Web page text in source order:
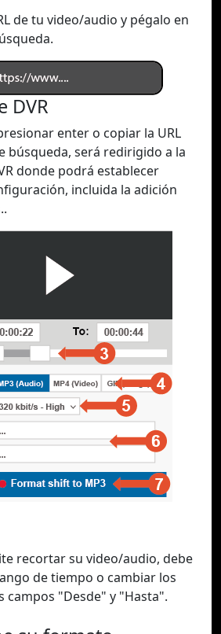
de tu video/audio y pégalo en
DVR
enter o copiar la URL
búsqueda, será redirigido a la
donde podrá establecer
incluida la adición
recortar su video/audio, debe
de tiempo o cambiar los
campos "Desde" y "Hasta".